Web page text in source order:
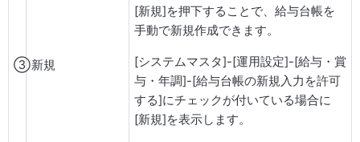
③新規
[新規]を押下することで、給与台帳を
手動で新規作成できます。
[システムマスタ]-[運用設定]-[給与・賞
与・年調]-[給与台帳の新規入力を許可
する]にチェックが付いている場合に
[新規]を表示します。